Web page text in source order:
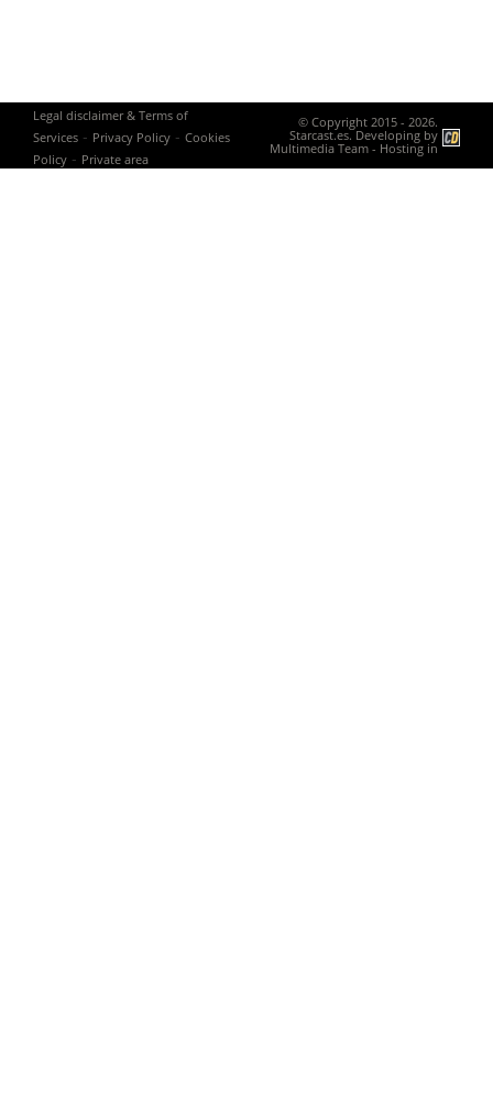
Legal disclaimer & Terms of
Services - Privacy Policy - Cookies
Policy - Private area
© Copyright 2015 - 2026.
Starcast.es. Developing by
Multimedia Team - Hosting in